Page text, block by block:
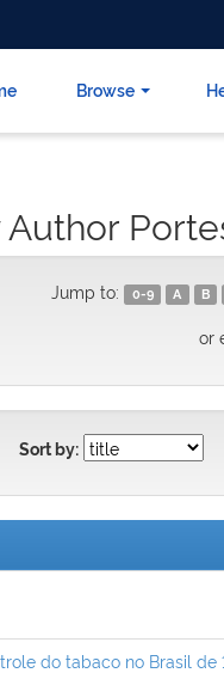
Browse
Jump to: 0-9 A B
or
Sort by:
do tabaco no Brasil de